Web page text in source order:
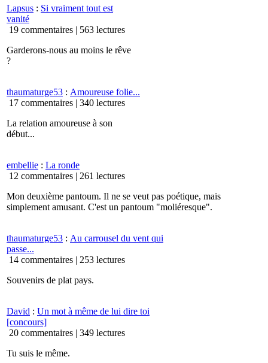
Lapsus : Si vraiment tout est
vanité
19 commentaires | 563 lectures
Garderons-nous au moins le rêve
?
thaumaturge53 : Amoureuse folie...
17 commentaires | 340 lectures
La relation amoureuse à son
début...
embellie : La ronde
12 commentaires | 261 lectures
Mon deuxième pantoum. Il ne se veut pas poétique, mais
simplement amusant. C'est un pantoum "moliéresque".
thaumaturge53 : Au carrousel du vent qui
passe...
14 commentaires | 253 lectures
Souvenirs de plat pays.
David : Un mot à même de lui dire toi
[concours]
20 commentaires | 349 lectures
Tu suis le même.